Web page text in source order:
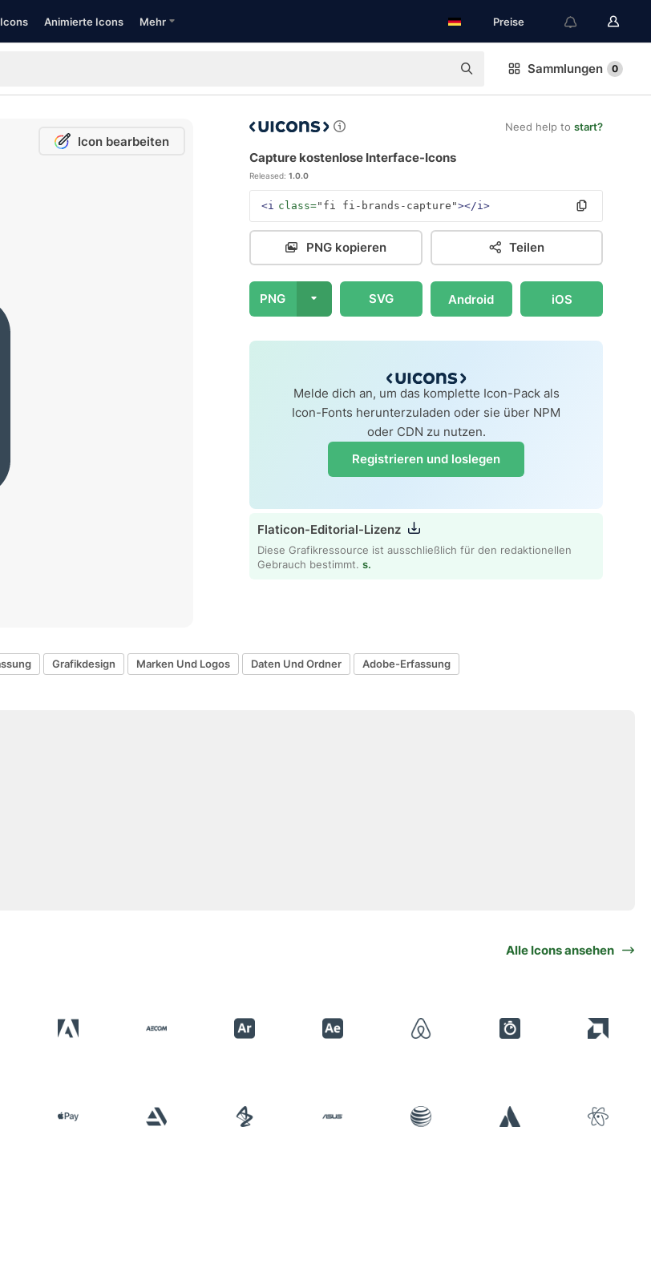
Animierte Icons Mehr Preise
Sammlungen 0
Icon bearbeiten
Need help to start?
Capture kostenlose Interface-Icons
Released: 1.0.0
<i class="fi fi-brands-capture"></i>
PNG kopieren Teilen
PNG SVG Android iOS
Melde dich an, um das komplette Icon-Pack als
Icon-Fonts herunterzuladen oder sie über NPM
oder CDN zu nutzen.
Registrieren und loslegen
Flaticon-Editorial-Lizenz
Diese Grafikressource ist ausschließlich für den redaktionellen
Gebrauch bestimmt. s.
Grafikdesign Marken Und Logos Daten Und Ordner Adobe-Erfassung
Alle Icons ansehen